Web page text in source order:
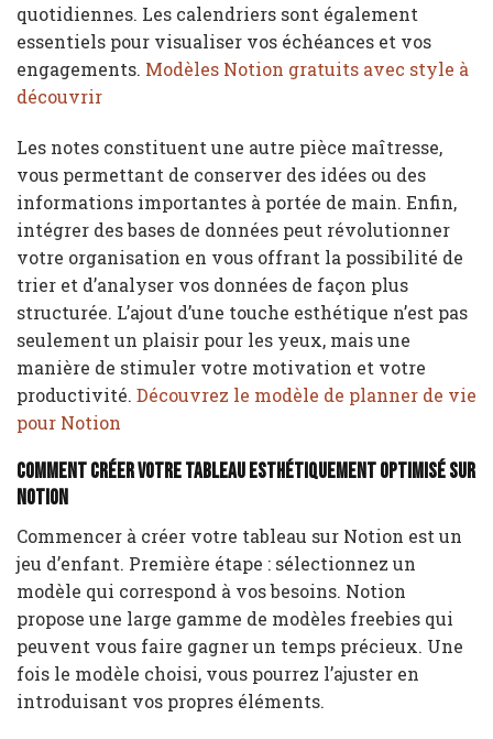
quotidiennes. Les calendriers sont également
essentiels pour visualiser vos échéances et vos
engagements. Modèles Notion gratuits avec style à
découvrir
Les notes constituent une autre pièce maîtresse,
vous permettant de conserver des idées ou des
informations importantes à portée de main. Enfin,
intégrer des bases de données peut révolutionner
votre organisation en vous offrant la possibilité de
trier et d’analyser vos données de façon plus
structurée. L’ajout d’une touche esthétique n’est pas
seulement un plaisir pour les yeux, mais une
manière de stimuler votre motivation et votre
productivité. Découvrez le modèle de planner de vie
pour Notion
Comment créer votre tableau esthétiquement optimisé sur
Notion
Commencer à créer votre tableau sur Notion est un
jeu d’enfant. Première étape : sélectionnez un
modèle qui correspond à vos besoins. Notion
propose une large gamme de modèles freebies qui
peuvent vous faire gagner un temps précieux. Une
fois le modèle choisi, vous pourrez l’ajuster en
introduisant vos propres éléments.